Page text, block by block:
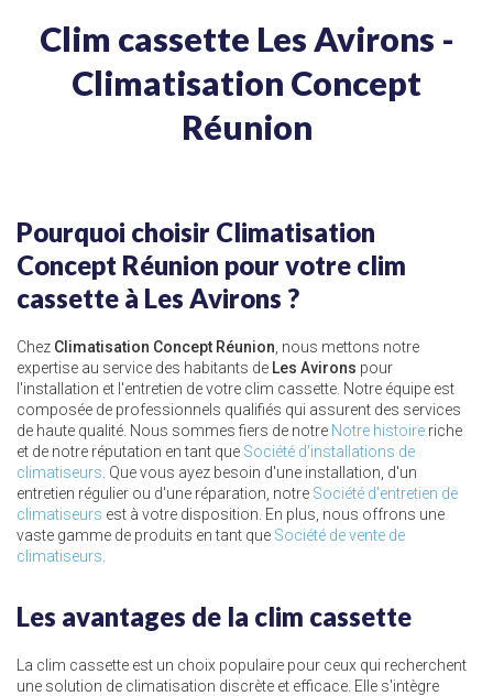
Clim cassette Les Avirons -
Climatisation Concept
Réunion
Pourquoi choisir Climatisation
Concept Réunion pour votre clim
cassette à Les Avirons ?
Chez Climatisation Concept Réunion , nous mettons notre
expertise au service des habitants de Les Avirons pour
l'installation et l'entretien de votre clim cassette. Notre équipe est
composée de professionnels qualifiés qui assurent des services
de haute qualité. Nous sommes fiers de notre Notre histoire riche
et de notre réputation en tant que Société d'installations de
climatiseurs . Que vous ayez besoin d'une installation, d'un
entretien régulier ou d'une réparation, notre Société d'entretien de
climatiseurs est à votre disposition. En plus, nous offrons une
vaste gamme de produits en tant que Société de vente de
climatiseurs
Les avantages de la clim cassette
La clim cassette est un choix populaire pour ceux qui recherchent
une solution de climatisation discrète et efficace. Elle s'intègre